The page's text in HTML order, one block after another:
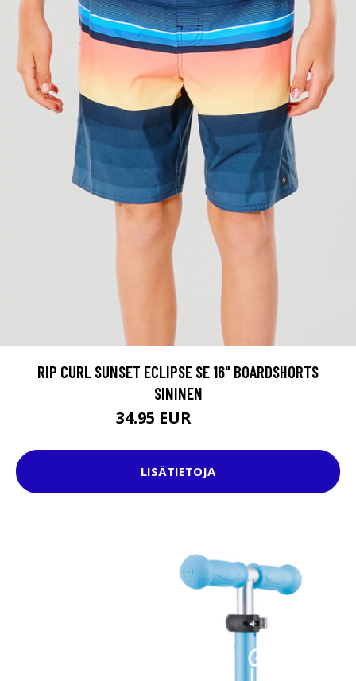
RIP CURL SUNSET ECLIPSE SE 16" BOARDSHORTS
SININEN
34.95 EUR
LISÄTIETOJA